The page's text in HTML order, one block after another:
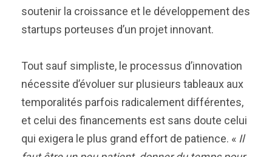
soutenir la croissance et le développement des
startups porteuses d’un projet innovant.
Tout sauf simpliste, le processus d’innovation
nécessite d’évoluer sur plusieurs tableaux aux
temporalités parfois radicalement différentes,
et celui des financements est sans doute celui
qui exigera le plus grand effort de patience. « Il